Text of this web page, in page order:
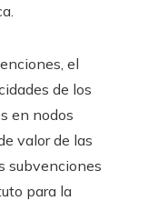
el
de los
en nodos
valor de las
subvenciones
para la